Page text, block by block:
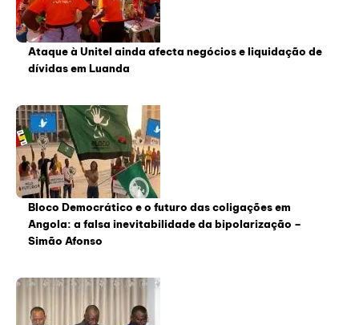
Ataque à Unitel ainda afecta negócios e liquidação de
dívidas em Luanda
Bloco Democrático e o futuro das coligações em
Angola: a falsa inevitabilidade da bipolarização –
Simão Afonso